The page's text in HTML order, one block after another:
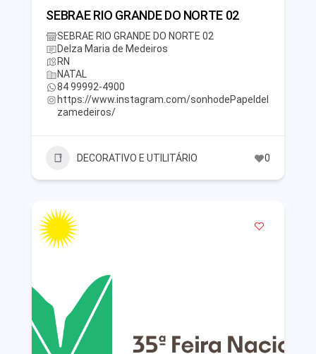
SEBRAE RIO GRANDE DO NORTE 02
SEBRAE RIO GRANDE DO NORTE 02
Delza Maria de Medeiros
RN
NATAL
84 99992-4900
https://www.instagram.com/sonhodePapeldel
zamedeiros/
DECORATIVO E UTILITÁRIO 0